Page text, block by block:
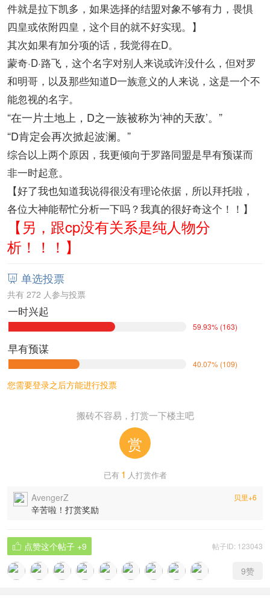
件就是拉下凯多，如果选择的结盟对象不够有力，畏惧
四皇或依附四皇，这个目的就不好实现。】
其次如果有加分项的话，我觉得在D。
蒙奇·D·路飞，这个名字对别人来说或许没什么，但对罗
和明哥，以及那些知道D一族意义的人来说，这是一个不
能忽视的名字。
“在一片土地上，D之一族被称为‘神的天敌’。”
“D肯定会再次掀起波澜。”
综合以上两个原因，我更倾向于罗路同盟是早有预谋而
非一时起意。
【好了我也知道我说得很没有理论依据，所以拜托啦，
各位大神能帮忙分析一下吗？我真的很好奇这个！！】
【另，跟cp没有关系是纯人物分
析！！！】
 单选投票
共有 272 人参与投票
一时兴起
59.93% (163)
早有预谋
40.07% (109)
您需要登录之后方能进行投票
搬砖不容易，打赏一下楼主吧
赏
已有 1 人打赏作者
贝里+6
AvengerZ
辛苦啦！打赏奖励
帖子ID: 123043
 点赞这个帖子 +9
9赞